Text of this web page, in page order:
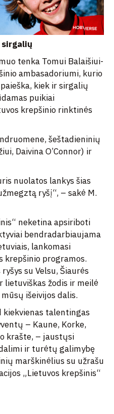
tenka Tomui Balaišiui-
ambasadoriumi, kurio
kiek ir sirgalių
puikiai
krepšinio rinktinės
šeštadieninių
Daivina O’Connor) ir
nuolatos lankys šias
ryšį“, – sakė M.
neketina apsiriboti
bendradarbiaujama
lankomasi
krepšinio programos.
su Velsu, Šiaurės
lietuviškas žodis ir meilė
išeivijos dalis.
kiekvienas talentingas
– Kaune, Korke,
krašte, – jaustųsi
ir turėtų galimybę
marškinėlius su užrašu
„Lietuvos krepšinis“